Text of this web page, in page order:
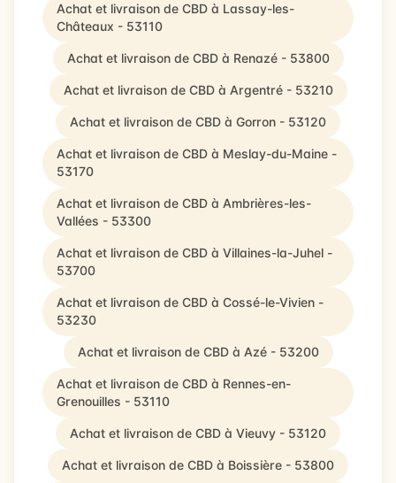
Achat et livraison de CBD à Lassay-les-
Châteaux - 53110
Achat et livraison de CBD à Renazé - 53800
Achat et livraison de CBD à Argentré - 53210
Achat et livraison de CBD à Gorron - 53120
Achat et livraison de CBD à Meslay-du-Maine -
53170
Achat et livraison de CBD à Ambrières-les-
Vallées - 53300
Achat et livraison de CBD à Villaines-la-Juhel -
53700
Achat et livraison de CBD à Cossé-le-Vivien -
53230
Achat et livraison de CBD à Azé - 53200
Achat et livraison de CBD à Rennes-en-
Grenouilles - 53110
Achat et livraison de CBD à Vieuvy - 53120
Achat et livraison de CBD à Boissière - 53800